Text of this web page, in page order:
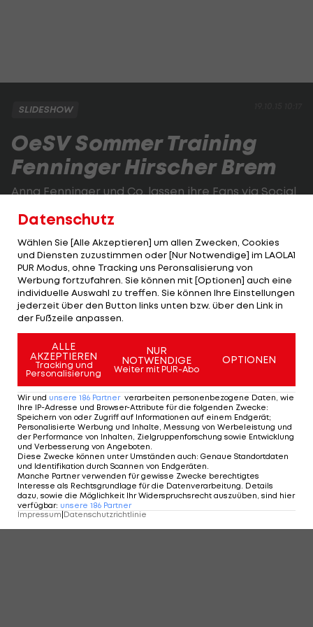
SLIDESHOW
OeSV Sommer Training
Fenninger Hirscher Brem
Anna Fenninger und Co. lassen ihre Fans via Social
2 VON 71
KOMMENTARE
Datenschutz
Wählen Sie [Alle Akzeptieren] um allen Zwecken, Cookies
und Diensten zuzustimmen oder [Nur Notwendige] im LAOLA1
PUR Modus, ohne Tracking uns Peronsalisierung von
Werbung fortzufahren. Sie können mit [Optionen] auch eine
individuelle Auswahl zu treffen. Sie können Ihre Einstellungen
jederzeit über den Button links unten bzw. über den Link in
der Fußzeile anpassen.
ALLE
AKZEPTIEREN
Tracking und
Personalisierung
NUR
NOTWENDIGE
Weiter mit PUR-Abo
OPTIONEN
Wir und unsere 186 Partner verarbeiten personenbezogene Daten, wie
Ihre IP-Adresse und Browser-Attribute für die folgenden Zwecke:
Speichern von oder Zugriff auf Informationen auf einem Endgerät;
Personalisierte Werbung und Inhalte, Messung von Werbeleistung und
der Performance von Inhalten, Zielgruppenforschung sowie Entwicklung
und Verbesserung von Angeboten.
Diese Zwecke können unter Umständen auch: Genaue Standortdaten
und Identifikation durch Scannen von Endgeräten.
Manche Partner verwenden für gewisse Zwecke berechtigtes
Interesse als Rechtsgrundlage für die Datenverarbeitung. Details
dazu, sowie die Möglichkeit Ihr Widerspruchsrecht auszuüben, sind hier
verfügbar: unsere 186 Partner
Impressum Datenschutzrichtlinie